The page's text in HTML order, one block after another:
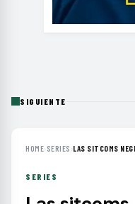
SIGUIENTE
HOME› SERIES ›LAS SITCOMS
SERIES